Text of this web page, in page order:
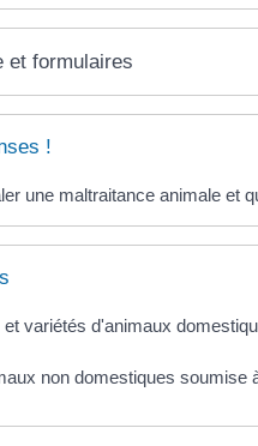
et formulaires
!
une maltraitance animale et
variétés d'animaux
non domestiques soumise